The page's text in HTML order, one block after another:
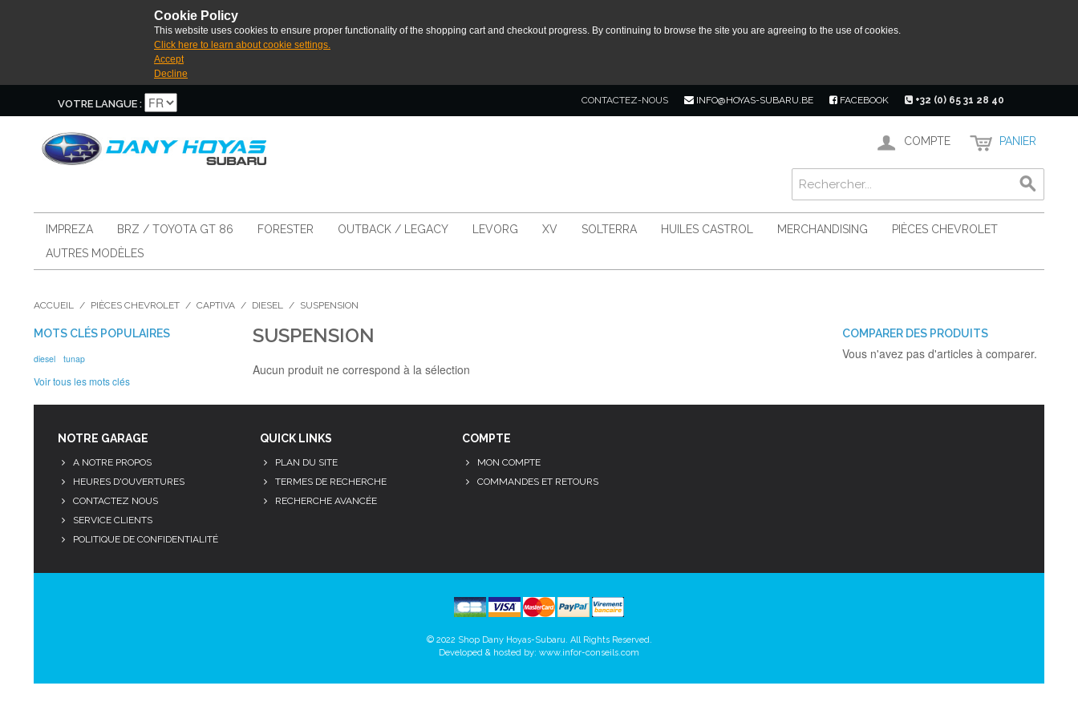
Cookie Policy
This website uses cookies to ensure proper functionality of the shopping cart and checkout progress. By continuing to browse the site you are agreeing to the use of cookies.
Click here to learn about cookie settings.
Accept
Decline
VOTRE LANGUE : CONTACTEZ-NOUS INFO@HOYAS-SUBARU.BE FACEBOOK +32 (0) 65 31 28 40
COMPTE PANIER
IMPREZA BRZ / TOYOTA GT 86 FORESTER OUTBACK / LEGACY LEVORG XV SOLTERRA HUILES CASTROL MERCHANDISING
PIÈCES CHEVROLET
AUTRES MODÈLES
ACCUEIL / PIÈCES CHEVROLET / CAPTIVA / DIESEL / SUSPENSION
SUSPENSION
Aucun produit ne correspond à la sélection
MOTS CLÉS POPULAIRES
diesel tunap
Voir tous les mots clés
COMPARER DES PRODUITS
Vous n'avez pas d'articles à comparer.
NOTRE GARAGE
A NOTRE PROPOS
HEURES D'OUVERTURES
CONTACTEZ NOUS
SERVICE CLIENTS
POLITIQUE DE CONFIDENTIALITÉ
QUICK LINKS
PLAN DU SITE
TERMES DE RECHERCHE
RECHERCHE AVANCÉE
COMPTE
MON COMPTE
COMMANDES ET RETOURS
© 2022 Shop Dany Hoyas-Subaru. All Rights Reserved.
Developed & hosted by: www.infor-conseils.com